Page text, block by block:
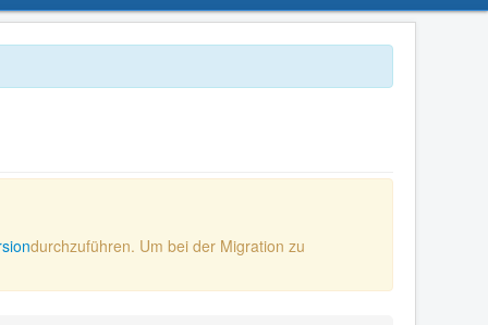
durchzuführen. Um bei der Migration zu